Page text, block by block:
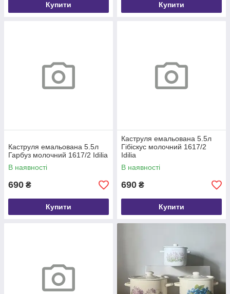
Купити Купити
Каструля емальована 5.5л
Гарбуз молочний 1617/2 Idilia
В наявності
690 ₴
Купити
Каструля емальована 5.5л
Гібіскус молочний 1617/2
Idilia
В наявності
690 ₴
Купити